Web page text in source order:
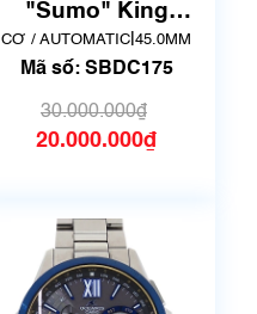
xước dăm)
"Sumo" King
SBDC175
CƠ / AUTOMATIC 45.0MM
Mã số: SBDC175
30.000.000₫
20.000.000₫